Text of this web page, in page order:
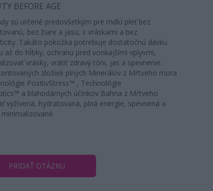
BEFORE AGE
sú určené predovšetkým pre mdlú pleť bez
bez žiare a jasu, s vráskami a bez
Takáto pokožka potrebuje dostatočnú dávku
až do hĺbky, ochranu pred vonkajšími vplyvmi,
vrásky, vrátiť zdravý tóni, jas a spevnenie.
zložiek plných Minerálov z Mŕtveho mora
PositivStress™ , Technológie
a blahodárnych účinkov Bahna z Mŕtveho
vyživená, hydratovaná, plná energie, spevnená a
PRIDAŤ OTÁZKU